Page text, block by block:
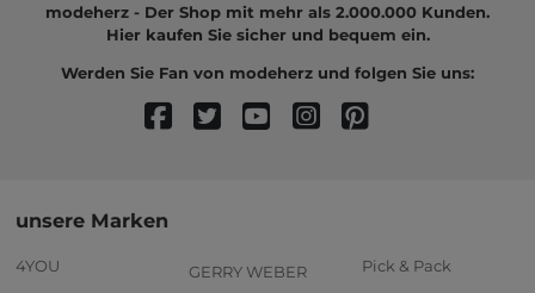
modeherz - Der Shop mit mehr als 2.000.000 Kunden.
Hier kaufen Sie sicher und bequem ein.
Werden Sie Fan von modeherz und folgen Sie uns:
unsere Marken
4YOU GERRY WEBER Pick & Pack